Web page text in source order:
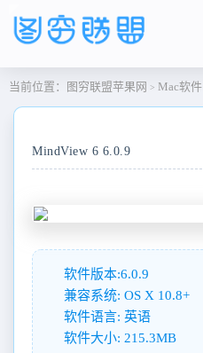
当前位置： 图穷联盟苹果网 > Mac软件
MindView 6 6.0.9
软件版本:6.0.9
兼容系统: OS X 10.8+
软件语言: 英语
软件大小: 215.3MB